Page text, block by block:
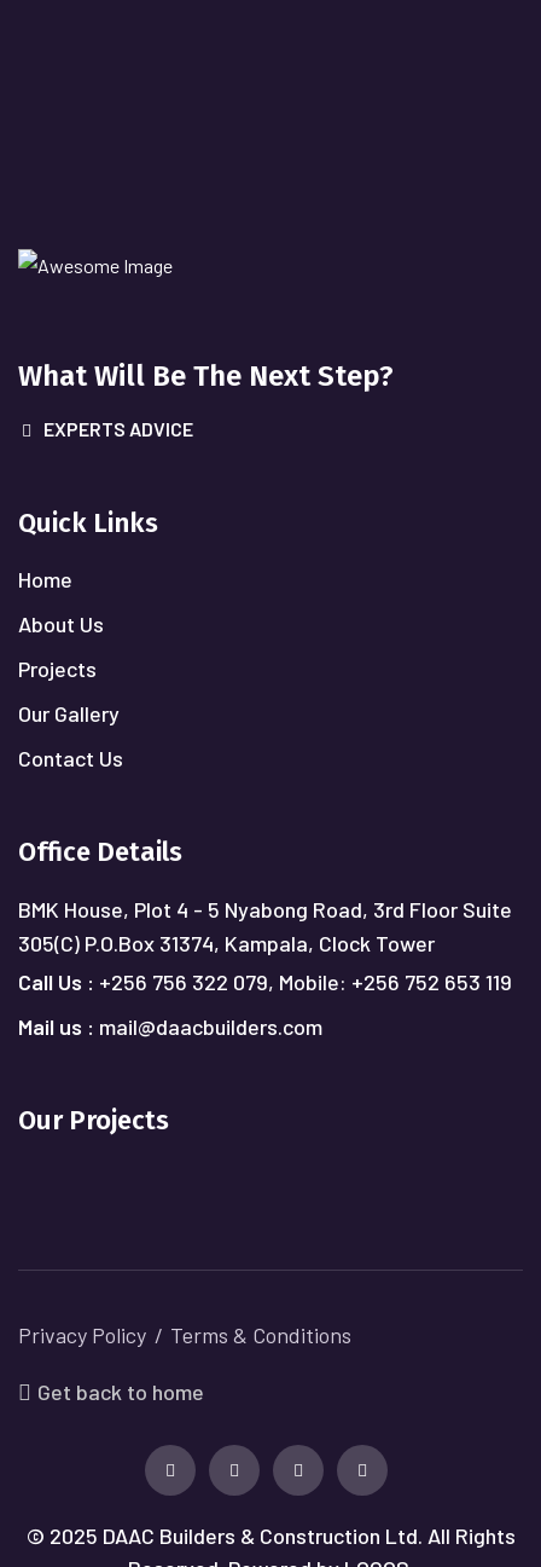
What Will Be The Next Step?
EXPERTS ADVICE
Quick Links
Home
About Us
Projects
Our Gallery
Contact Us
Office Details
BMK House, Plot 4 - 5 Nyabong Road, 3rd Floor Suite
305(C) P.O.Box 31374, Kampala, Clock Tower
Call Us : +256 756 322 079, Mobile: +256 752 653 119
Mail us : mail@daacbuilders.com
Our Projects
Privacy Policy Terms & Conditions
Get back to home
© 2025 DAAC Builders & Construction Ltd. All Rights